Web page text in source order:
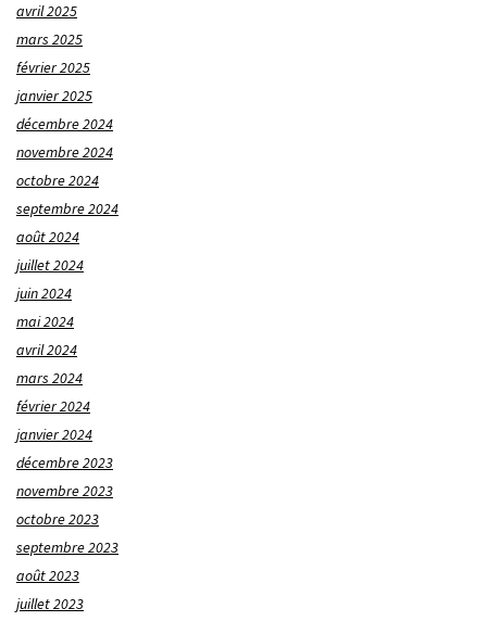
avril 2025
mars 2025
février 2025
janvier 2025
décembre 2024
novembre 2024
octobre 2024
septembre 2024
août 2024
juillet 2024
juin 2024
mai 2024
avril 2024
mars 2024
février 2024
janvier 2024
décembre 2023
novembre 2023
octobre 2023
septembre 2023
août 2023
juillet 2023